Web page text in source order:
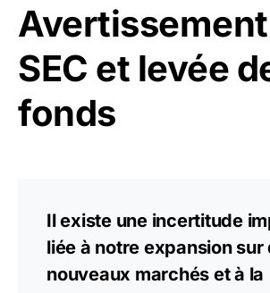
Avertissement
SEC et levée
fonds
Il existe une incertitude
liée à notre expansion sur
nouveaux marchés et à la